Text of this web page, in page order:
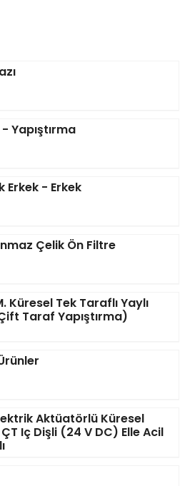
Yapıştırma
Erkek - Erkek
Çelik Ön Filtre
Küresel Tek Taraflı Yaylı
Taraf Yapıştırma)
Aktüatörlü Küresel
Iç Dişli (24 V DC) Elle Acil